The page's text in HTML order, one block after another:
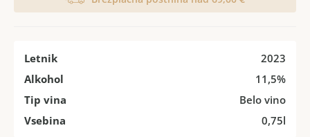
Letnik
2023
Alkohol
11,5%
Tip vina
Belo vino
Vsebina
0,75l